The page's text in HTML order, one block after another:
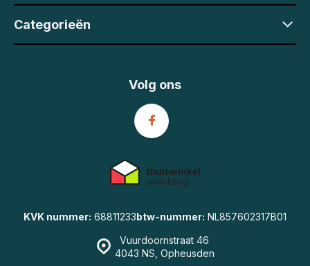
Categorieën
Vuurdoornstraat 46
4043 NS, Opheusden
KVK nummer: 68811233btw-nummer: NL857602317B01
Volg ons